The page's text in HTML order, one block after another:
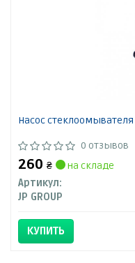
Насос
0 отзывов
260 ₴
на складе
Артикул:
JP GROUP
КУПИТЬ